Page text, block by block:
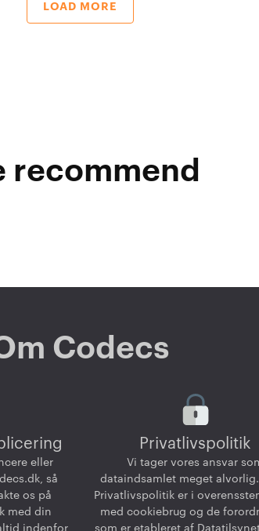
LOAD MORE
recommend
Codecs
eller
så
os på
med din
indenfor
Privatlivspolitik
Vi tager vores ansvar
dataindsamlet meget alvorlig.
Privatlivspolitik er i
med cookiebrug og de
som er etableret af